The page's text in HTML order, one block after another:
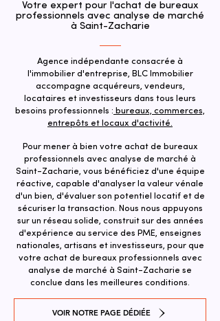
Votre expert pour l'achat de bureaux
professionnels avec analyse de marché
à Saint-Zacharie
Agence indépendante consacrée à
l'immobilier d'entreprise, BLC Immobilier
accompagne acquéreurs, vendeurs,
locataires et investisseurs dans tous leurs
besoins professionnels : bureaux, commerces,
entrepôts et locaux d'activité.
Pour mener à bien votre achat de bureaux
professionnels avec analyse de marché à
Saint-Zacharie, vous bénéficiez d'une équipe
réactive, capable d'analyser la valeur vénale
d'un bien, d'évaluer son potentiel locatif et de
sécuriser la transaction. ​Nous nous appuyons
sur un réseau solide, construit sur des années
d'expérience au service des PME, enseignes
nationales, artisans et investisseurs, pour que
votre achat de bureaux professionnels avec
analyse de marché à Saint-Zacharie se
conclue dans les meilleures conditions.
VOIR NOTRE PAGE DÉDIÉE